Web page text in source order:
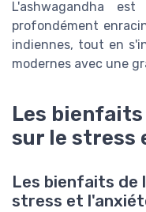
L'ashwagandha
profondément
indiennes, tout en
modernes avec une
Les bienfaits
sur le stress
Les bienfaits de
stress et